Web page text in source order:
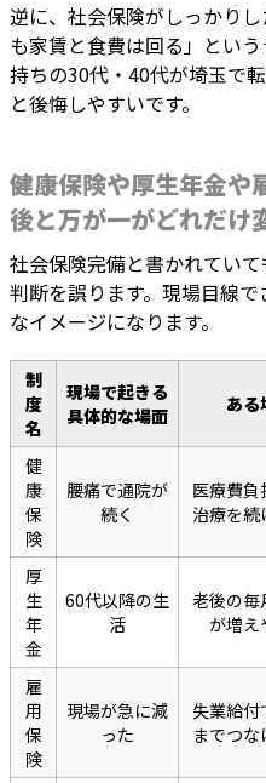
逆に、社会保険がしっかり
も家賃と食費は回る」とい
持ちの30代・40代が埼玉で
と後悔しやすいです。
健康保険や厚生年金や
後と万が一がどれだけ
社会保険完備と書かれてい
判断を誤ります。現場目線
なイメージになります。
制
度
名
現場で起きる
具体的な場面
ある
健
康
保
険
腰痛で通院が
続く
医療費負
治療を続
厚
生
年
金
60代以降の生
活
老後の毎
が増え
雇
用
保
険
現場が急に減
った
失業給付
までつな